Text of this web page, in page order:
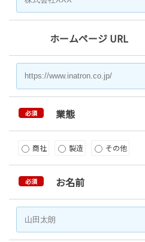
ホームページ URL
必須 業態
商社 製造 その他
必須 お名前